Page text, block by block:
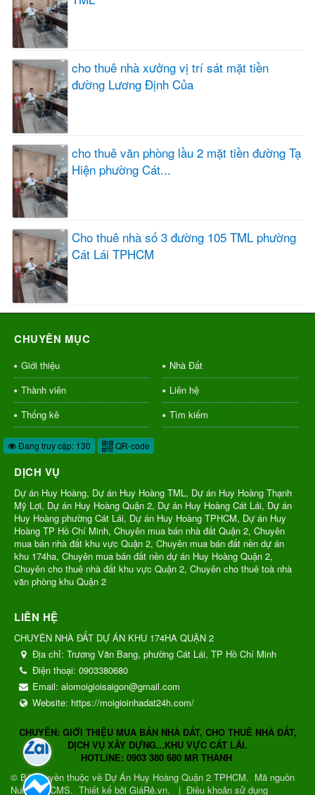
cho thuê nhà xưởng vị trí sát mặt tiền
đường Lương Định Của
cho thuê văn phòng lầu 2 mặt tiền đường Tạ
Hiện phường Cát...
Cho thuê nhà số 3 đường 105 TML phường
Cát Lái TPHCM
CHUYÊN MỤC
Giới thiệu
Nhà Đất
Thành viên
Liên hệ
Thống kê
Tìm kiếm
Đang truy cập: 130 QR-code
DỊCH VỤ
Dự án Huy Hoàng, Dự án Huy Hoàng TML, Dự án Huy Hoàng Thạnh
Mỹ Lợi, Dự án Huy Hoàng Quận 2, Dự án Huy Hoàng Cát Lái, Dự án
Huy Hoàng phường Cát Lái, Dự án Huy Hoàng TPHCM, Dự án Huy
Hoàng TP Hồ Chí Minh, Chuyên mua bán nhà đất Quận 2, Chuyên
mua bán nhà đất khu vực Quận 2, Chuyên mua bán đất nền dự án
khu 174ha, Chuyên mua bán đất nền dự án Huy Hoàng Quận 2,
Chuyên cho thuê nhà đất khu vực Quận 2, Chuyên cho thuê toà nhà
văn phòng khu Quận 2
LIÊN HỆ
CHUYÊN NHÀ ĐẤT DỰ ÁN KHU 174HA QUẬN 2
Địa chỉ: Trương Văn Bang, phường Cát Lái, TP Hồ Chí Minh
Điện thoại: 0903380680
Email: alomoigioisaigon@gmail.com
Website: https://moigioinhadat24h.com/
CHUYÊN: GIỚI THIỆU MUA BÁN NHÀ ĐẤT, CHO THUÊ NHÀ ĐẤT,
DỊCH VỤ XÂY DỰNG...KHU VỰC CÁT LÁI.
HOTLINE: 0903 380 680 MR THÀNH
© Bản quyền thuộc về Dự Án Huy Hoàng Quận 2 TPHCM. Mã nguồn
NukeViet CMS. Thiết kế bởi GiáRẻ.vn. | Điều khoản sử dụng